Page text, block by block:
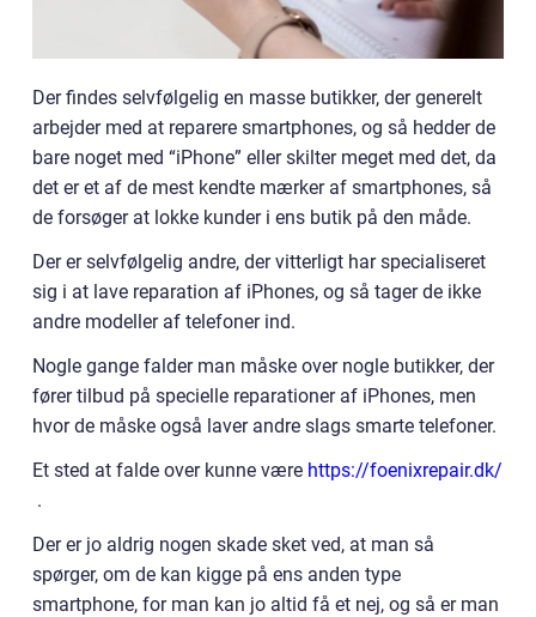
Der findes selvfølgelig en masse butikker, der generelt
arbejder med at reparere smartphones, og så hedder de
bare noget med “iPhone” eller skilter meget med det, da
det er et af de mest kendte mærker af smartphones, så
de forsøger at lokke kunder i ens butik på den måde.
Der er selvfølgelig andre, der vitterligt har specialiseret
sig i at lave reparation af iPhones, og så tager de ikke
andre modeller af telefoner ind.
Nogle gange falder man måske over nogle butikker, der
fører tilbud på specielle reparationer af iPhones, men
hvor de måske også laver andre slags smarte telefoner.
Et sted at falde over kunne være https://foenixrepair.dk/
.
Der er jo aldrig nogen skade sket ved, at man så
spørger, om de kan kigge på ens anden type
smartphone, for man kan jo altid få et nej, og så er man